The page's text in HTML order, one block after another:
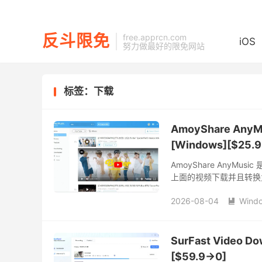
反斗限免
free.apprcn.com
努力做最好的限免网站
iOS
标签：下载
AmoyShare
AmoyShare AnyMusic
上面的视频下载并且转
2026-08-04 
SurFast Video
[$59.9→0]